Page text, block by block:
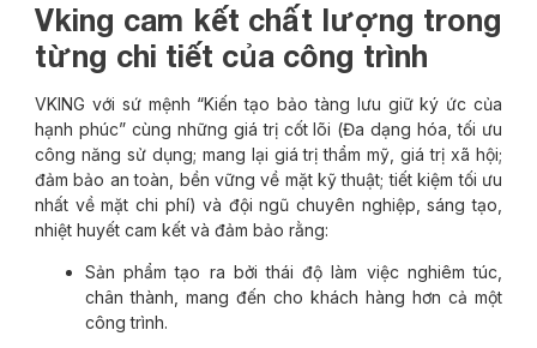
Vking cam kết chất lượng trong
từng chi tiết của công trình
VKING với sứ mệnh “Kiến tạo bảo tàng lưu giữ ký ức của
hạnh phúc” cùng những giá trị cốt lõi (Đa dạng hóa, tối ưu
công năng sử dụng; mang lại giá trị thẩm mỹ, giá trị xã hội;
đảm bảo an toàn, bền vững về mặt kỹ thuật; tiết kiệm tối ưu
nhất về mặt chi phí) và đội ngũ chuyên nghiệp, sáng tạo,
nhiệt huyết cam kết và đảm bảo rằng:
Sản phẩm tạo ra bởi thái độ làm việc nghiêm túc,
chân thành, mang đến cho khách hàng hơn cả một
công trình.